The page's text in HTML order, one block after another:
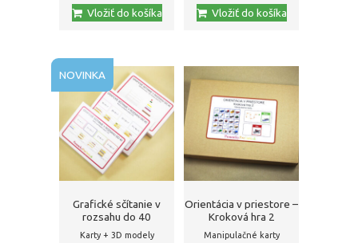
137,00 €.
123,00 €.
Vložiť do košíka
97,00 €.
Vložiť do košíka
NOVINKA
Grafické sčítanie v
rozsahu do 40
Karty + 3D modely
Orientácia v priestore –
Kroková hra 2
Manipulačné karty